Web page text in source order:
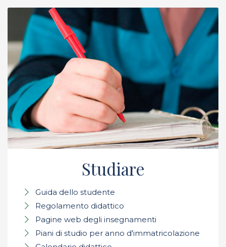
Studiare
Guida dello studente
Regolamento didattico
Pagine web degli insegnamenti
Piani di studio per anno d'immatricolazione